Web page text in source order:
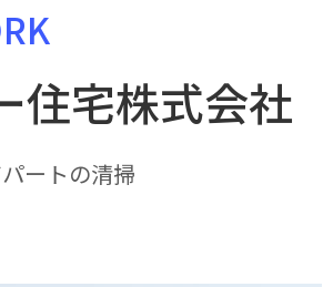
住宅株式会社
ートの清掃